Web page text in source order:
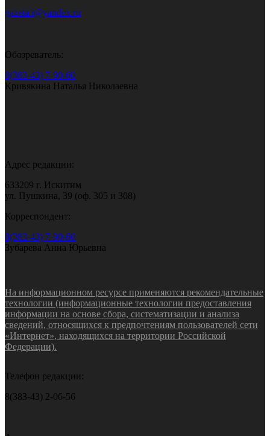
gazeta.i@yandex.ru
Обозреватель:
8(383-43) 7-90-60
Кривякина Наталья Николаевна
Адрес редакции:
633209 г. Искитим
ул. Пушкина, 39 (оф. 305 и 308)
Корреспондент:
8(383-43) 7-90-60
Зубарева Анна Юрьевна
На информационном ресурсе применяются рекомендательные
технологии (информационные технологии предоставления
информации на основе сбора, систематизации и анализа
сведений, относящихся к предпочтениям пользователей сети
«Интернет», находящихся на территории Российской
Федерации).
Телефон редакции:
8(383-43) 2-06-56